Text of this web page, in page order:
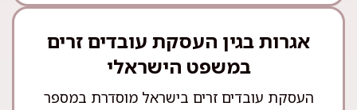
אגרות בגין העסקת עובדים זרים
במשפט הישראלי
העסקת עובדים זרים בישראל מוסדרת במספר